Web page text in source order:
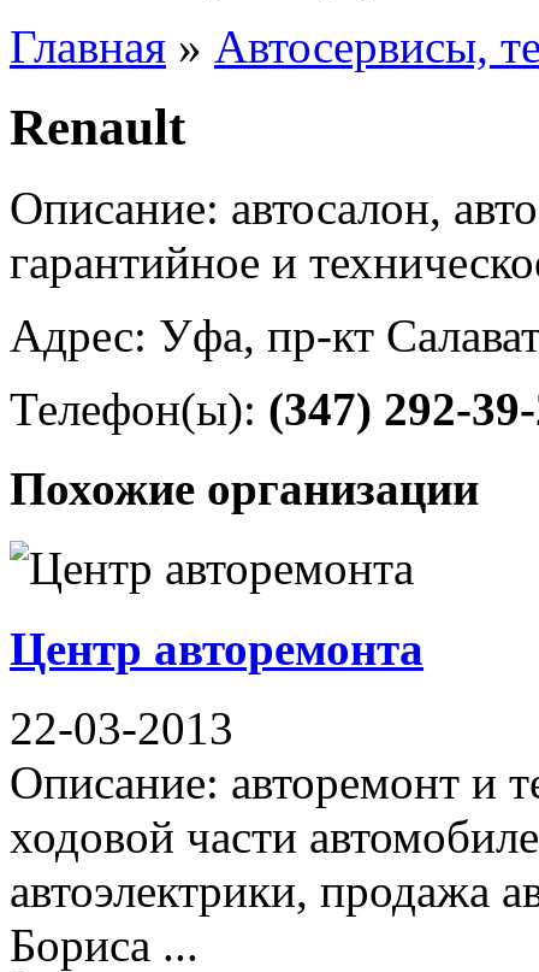
Главная » Автосервисы,
Renault
Описание: автосалон,
гарантийное и
Адрес: Уфа, пр-кт
Телефон(ы): (347) 292-
Похожие организации
Центр авторемонта
22-03-2013
Описание: авторемонт и
ходовой части
автоэлектрики, продажа
Бориса ...